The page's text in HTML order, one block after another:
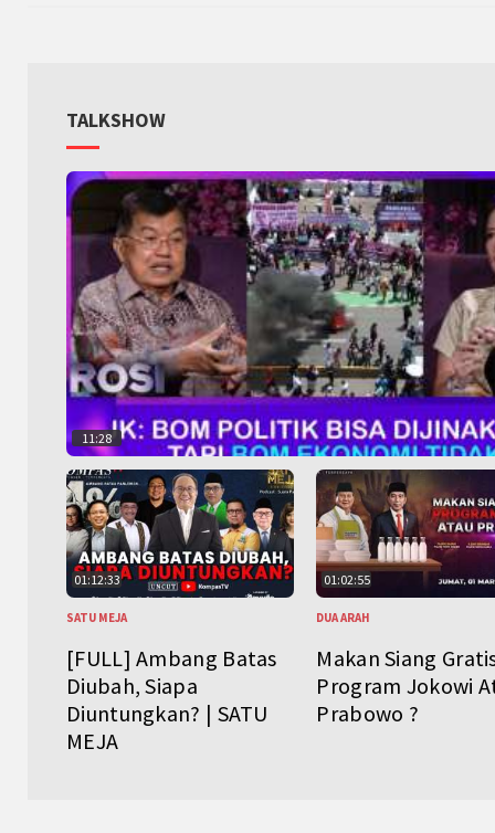
TALKSHOW
11:28
01:12:33
SATU MEJA
[FULL] Ambang Batas
Diubah, Siapa
Diuntungkan? | SATU
MEJA
01:02:55
DUA ARAH
Makan Siang
Program Jokowi
Prabowo ?